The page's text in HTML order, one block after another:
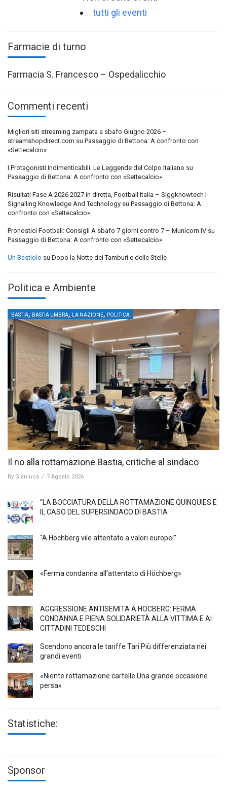
tutti gli eventi
Farmacie di turno
Farmacia S. Francesco – Ospedalicchio
Commenti recenti
Migliori siti streaming zampata a sbafo Giugno 2026 –
streamshopdirect.com su Passaggio di Bettona: A confronto con
«Settecalcio»
I Protagonisti Indimenticabili: Le Leggende del Colpo Italiano su
Passaggio di Bettona: A confronto con «Settecalcio»
Risultati Fase A 2026 2027 in diretta, Football Italia – Siggknowtech |
Signalling Knowledge And Technology su Passaggio di Bettona: A
confronto con «Settecalcio»
Pronostici Football: Consigli A sbafo 7 giorni contro 7 – Municorn IV su
Passaggio di Bettona: A confronto con «Settecalcio»
Un Bastiolo su Dopo la Notte dei Tamburi e delle Stelle
Politica e Ambiente
BASTIA, BASTIA UMBRA, LA NAZIONE, POLITICA
Il no alla rottamazione Bastia, critiche al sindaco
By Gianluca / 7 Agosto 2026
“LA BOCCIATURA DELLA ROTTAMAZIONE QUINQUIES E
IL CASO DEL SUPERSINDACO DI BASTIA
“A Höchberg vile attentato a valori europei”
«Ferma condanna all’attentato di Höchberg»
AGGRESSIONE ANTISEMITA A HÖCBERG: FERMA
CONDANNA E PIENA SOLIDARIETÀ ALLA VITTIMA E AI
CITTADINI TEDESCHI
Scendono ancora le tariffe Tari Più differenziata nei
grandi eventi
«Niente rottamazione cartelle Una grande occasione
persa»
Statistiche:
Sponsor